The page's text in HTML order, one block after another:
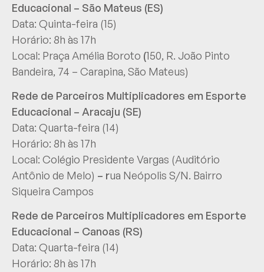
Educacional – São Mateus (ES)
Data: Quinta-feira (15)
Horário: 8h às 17h
Local: Praça Amélia Boroto (150, R. João Pinto
Bandeira, 74 – Carapina, São Mateus)
Rede de Parceiros Multiplicadores em Esporte
Educacional – Aracaju (SE)
Data: Quarta-feira (14)
Horário: 8h às 17h
Local: Colégio Presidente Vargas (Auditório
Antônio de Melo) – rua Neópolis S/N. Bairro
Siqueira Campos
Rede de Parceiros Multiplicadores em Esporte
Educacional – Canoas (RS)
Data: Quarta-feira (14)
Horário: 8h às 17h